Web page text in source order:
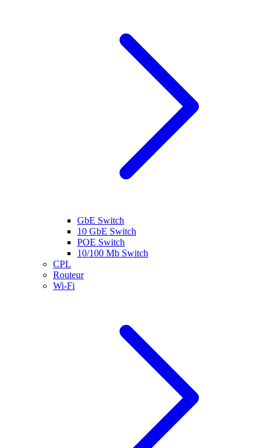
GbE Switch
10 GbE Switch
POE Switch
10/100 Mb Switch
CPL
Routeur
Wi-Fi